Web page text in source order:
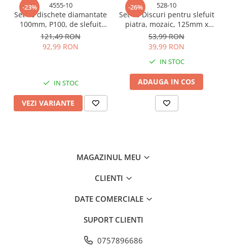
Articole antidaunatori gradina
Consumabile masini gradinarit
Foarfeci gradinarit
Produse vinificatie
Suflante si aspiratoare
Accesorii compresoare
Accesorii generatoare electrice
Bomfaiere si fierastraie
-23% 4555-10
Set 10 dischete diamantate
100mm, P100, de slefuit
ceramica, faianta, gresie,
pentru polizor unghiular,
121,49 RON
92,99 RON
IN STOC
VEZI VARIANTE
-26% 528-10
Set 10 Discuri pentru slefuit
piatra, mozaic, 125mm x
22mm, P16 pentru polizor
unghiular TS-52810
53,99 RON
39,99 RON
IN STOC
ADAUGA IN COS
MAGAZINUL MEU
CLIENTI
DATE COMERCIALE
SUPORT CLIENTI
0757896686